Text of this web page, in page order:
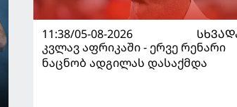
11:38/05-08-2026
კვლავ აფრიკაში - ერვე რენარი
ნაცნობ ადგილას დასაქმდა